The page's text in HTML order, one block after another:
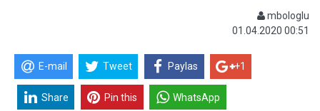
mbologlu
01.04.2020 00:51
E-mail Tweet Paylas +1
Share Pin this WhatsApp